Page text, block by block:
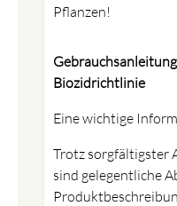
Pflanzen!
Biozidrichtlinie
Eine wichtige
Trotz sorgfältigster
sind gelegentliche